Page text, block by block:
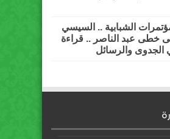
الشبابية .. السيسي
خطى عبد الناصر .. قراءة
الجدوى والرسائل